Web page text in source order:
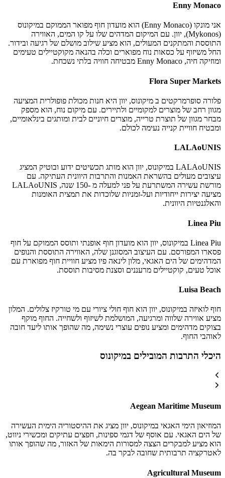
Enny Monaco
אני מונקו (Enny Monaco) הוא מועדון חוף מפואר הממוקם במיקונוס
(Mykonos), יוון. עם המיקום המדהים שלו על קו המים, האווירה
התוססת והמתקנים המעולים, הוא מציע שילוב מושלם של רגיעה ובידור.
החל משיזוף על כסאות נוח מפוארים וכלה בהנאה מקוקטיילים טעימים
ומוזיקה חיה, Enny Monaco מבטיחה חוויה בלתי נשכחת.
Flora Super Markets
פלורה סופרמרקטים ב מיקונוס, יוון היא חנות מכולת פופולרית המציעה
מגוון רחב של מוצרים למקומיים ולתיירים. עם מיקום נוח, הוא מספק
מבחר מגוון של תוצרת טרייה, מוצרים חיוניים לבית ומותגים בינלאומיים,
ומבטיח חוויית קנייה נעימה לכולם.
LALAoUNIS
LALAoUNIS במיקונוס, יוון הוא מותג תכשיטים ידוע ובוטיק המציג
עיצובים מעולים בהשראת האמנות והתרבות היוונית העתיקה. עם
מורשת עשירה המשתרעת על פני למעלה מ -150 שנה, LALAoUNIS
מציעה יצירות ייחודיות ועל-זמניות שלוכדות את תמצית האומנות
והאלגנטיות היוונית.
Linea Piu
Linea Piu במיקונוס, יוון הוא מועדון חוף אופנתי ותוסס הממוקם על חוף
פסארו המפורסם. עם העיצוב המסוגנן שלה, האווירה התוססת והנופים
המדהימים של הים האגאי, מלון לינאה פיו מציע חוויית חוף מפוארת עם
אוכל טעים, קוקטיילים מרעננים וסצנת מסיבות תוססת.
Luisa Beach
חוף לואיזה במיקונוס, יוון הוא חוף חולי ציורי עם מי טורקיז צלולים. המלון
מציע אווירה שלווה ומרגיעה, המושלמת לשיזוף ולשחייה. החוף מוקף
בצוקים מדהימים ומציע נופים עוצרי נשימה, מה שהופך אותו ליעד חובה
לאוהבי החוף.
היכלי התרבות המובילים במיקונוס
Aegean Maritime Museum
המוזיאון הימי האגאי במיקונוס, יוון מציג את ההיסטוריה הימית העשירה
של הים האגאי. עם אוסף של דגמי ספינות, חפצים עתיקים ומכשירי ניווט,
הוא מציע למבקרים הצצה למסורות הימאות של האזור, מה שהופך אותו
לאטרקציה תרבותית שחובה לבקר בה.
Agricultural Museum